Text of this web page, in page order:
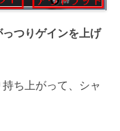
っつりゲインを上げ
ち上がって、シャ